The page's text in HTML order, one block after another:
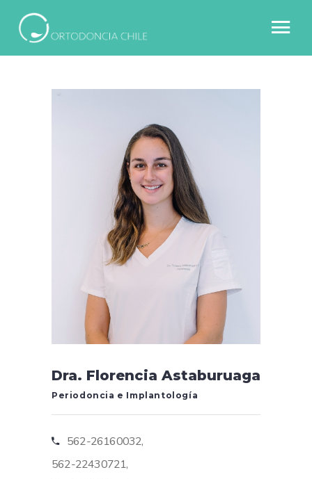
Dra. Florencia Astaburuaga
Periodoncia e Implantología
562-26160032,
562-22430721,